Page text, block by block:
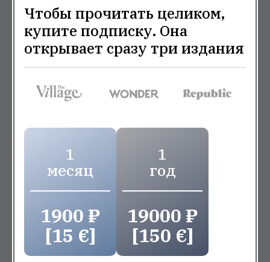
Чтобы прочитать целиком,
купите подписку. Она
открывает сразу три издания
1
месяц
1900 ₽
[15 €]
1
год
19000 ₽
[150 €]